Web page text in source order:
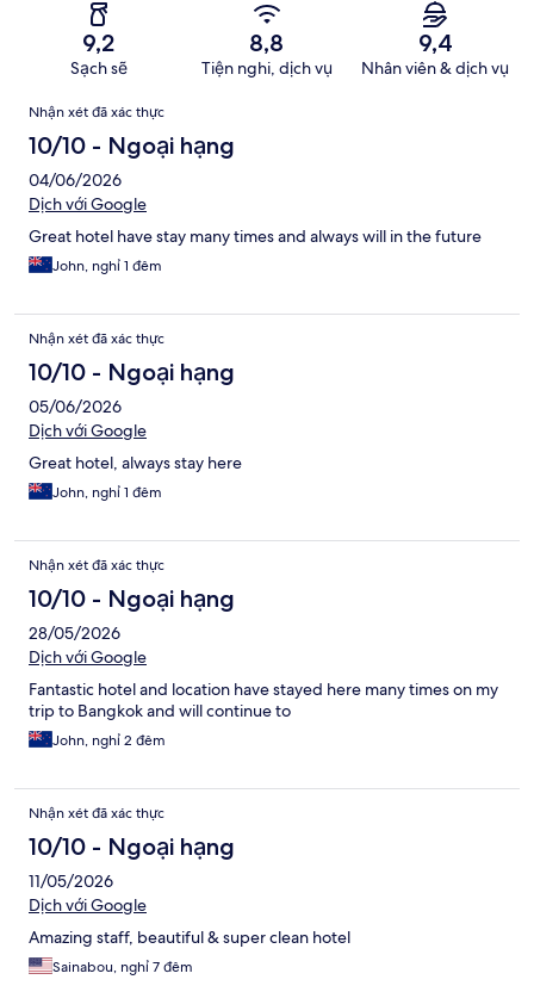
9,2
Sạch sẽ
8,8
Tiện nghi, dịch vụ
9,4
Nhân viên & dịch vụ
Nhận
xét
Nhận xét đã xác thực
10/10 - Ngoại hạng
04/06/2026
Dịch với Google
Great hotel have stay many times and always will in the future
John, nghỉ 1 đêm
Nhận xét đã xác thực
10/10 - Ngoại hạng
05/06/2026
Dịch với Google
Great hotel, always stay here
John, nghỉ 1 đêm
Nhận xét đã xác thực
10/10 - Ngoại hạng
28/05/2026
Dịch với Google
Fantastic hotel and location have stayed here many times on my
trip to Bangkok and will continue to
John, nghỉ 2 đêm
Nhận xét đã xác thực
10/10 - Ngoại hạng
11/05/2026
Dịch với Google
Amazing staff, beautiful & super clean hotel
Sainabou, nghỉ 7 đêm